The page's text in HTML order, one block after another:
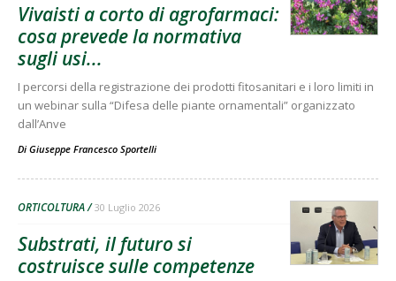
Vivaisti a corto di agrofarmaci:
cosa prevede la normativa
sugli usi...
I percorsi della registrazione dei prodotti fitosanitari e i loro limiti in
un webinar sulla “Difesa delle piante ornamentali” organizzato
dall’Anve
Di Giuseppe Francesco Sportelli
ORTICOLTURA 30 Luglio 2026
Substrati, il futuro si
costruisce sulle competenze